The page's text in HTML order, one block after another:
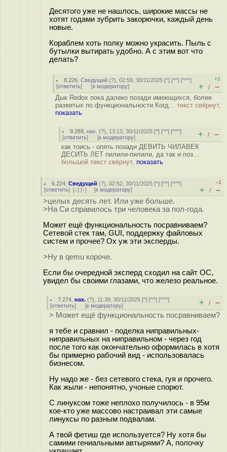
Десятого уже не нашлось, широкие массы не
хотят годами зубрить закорючки, каждый день
новые.
Кораблем хоть полку можно украсить. Пыль с
бутылки вытирать удобно. А с этим вот что
делать?
8.226 ,Сведущий (?), 02:59, 30/11/2025 [^] [^^] [^^^]
[ответить] [к модератору]
+1
+ / –
Дык Redox пока далеко позади имеющихся, более
развитых по функциональности Когд... текст свёрнут,
показать
9.289 ,нах. (?), 13:13, 30/11/2025 [^] [^^] [^^^]
[ответить] [к модератору] + / –
как тоись - опять позади ДЕВИТЬ ЧИЛАВЕК
ДЕСИТЬ ЛЕТ пилили-пилили, да так и поз...
большой текст свёрнут, показать
6.224 ,Сведущий (?), 02:52, 30/11/2025 [^] [^^] [^^^]
[ответить] [↓] [↑] [к модератору]
–1
+ / –
>целых десять лет. Или уже больше.
>На Си справилось три человека за пол-года.
Может ещё функциональность посравниваем?
Сетевой стек там, GUI, поддержку файловых
систем и прочее? Ох уж эти эксперды.
>Ну в qemu короче.
Если бы очередной эксперд сходил на сайт ОС,
увидел бы своими глазами, что железо реальное.
7.274 ,нах. (?), 11:39, 30/11/2025 [^] [^^] [^^^]
[ответить] [к модератору] + / –
> Может ещё функциональность посравниваем?
я тебе и сравнил - поделка ниправильных-
ниправильных на ниправильном - через год
после того как окончательно оформилась в хотя
бы примерно рабочий вид - использовалась
бизнесом.
Ну надо же - без сетевого стека, гуя и прочего.
Как жыли - непонятно, учоные спорют.
С линуксом тоже неплохо получилось - в 95м
кое-кто уже массово настраивал эти самые
линуксы по разным подвалам.
А твой фетиш где используется? Ну хотя бы
самими гениальными автырями? А, полочку